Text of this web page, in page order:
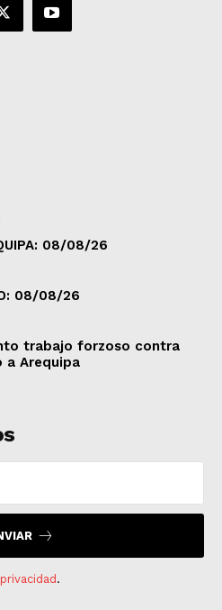
08/08/26
08/08/26
trabajo forzoso contra
a Arequipa
.